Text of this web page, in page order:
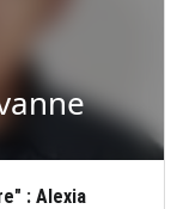
: Alexia